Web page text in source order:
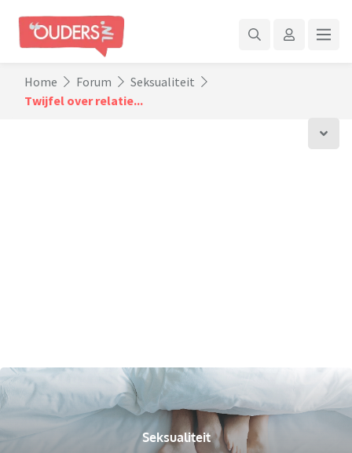
Home Forum
Seksualiteit
Twijfel over relatie...
Seksualiteit